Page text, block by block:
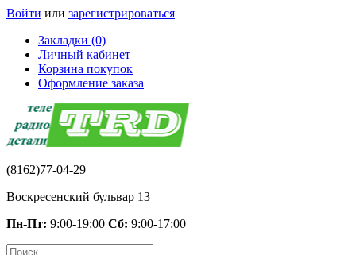
Войти или зарегистрироваться
Закладки (0)
Личный кабинет
Корзина покупок
Оформление заказа
(8162)77-04-29
Воскресенский бульвар 13
Пн-Пт: 9:00-19:00 Сб: 9:00-17:00